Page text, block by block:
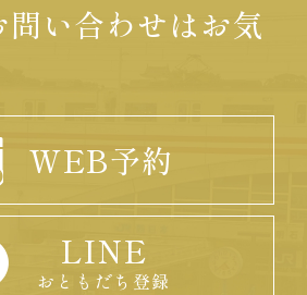
問い合わせはお気
WEB予約
LINE
おともだち登録